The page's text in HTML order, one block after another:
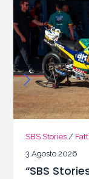
SBS Stories /
3 Agosto 2026
“SBS